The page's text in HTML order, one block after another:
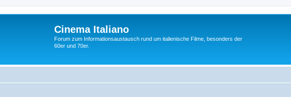
Cinema Italiano
Forum zum Informationsaustausch rund um italienische Filme, besonders der
60er und 70er.